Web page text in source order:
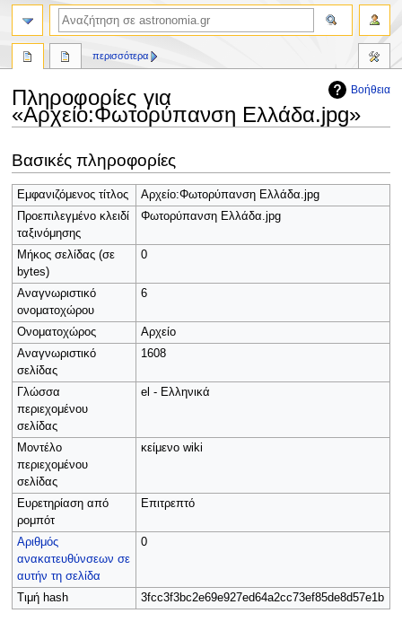
Βοήθεια
Πληροφορίες για
«Αρχείο:Φωτορύπανση Ελλάδα.jpg»
στην
πλοήγηση
στην
αναζήτηση
Βασικές πληροφορίες
Εμφανιζόμενος τίτλος
Αρχείο:Φωτορύπανση Ελλάδα.jpg
Προεπιλεγμένο κλειδί
ταξινόμησης
Φωτορύπανση Ελλάδα.jpg
Μήκος σελίδας (σε
bytes)
0
Αναγνωριστικό
ονοματοχώρου
6
Ονοματοχώρος
Αρχείο
Αναγνωριστικό
σελίδας
1608
Γλώσσα
περιεχομένου
σελίδας
el - Ελληνικά
Μοντέλο
περιεχομένου
σελίδας
κείμενο wiki
Ευρετηρίαση από
ρομπότ
Επιτρεπτό
Αριθμός
ανακατευθύνσεων σε
αυτήν τη σελίδα
0
Τιμή hash 3fcc3f3bc2e69e927ed64a2cc73ef85de8d57e1b
περισσότερα
αναζήτηση